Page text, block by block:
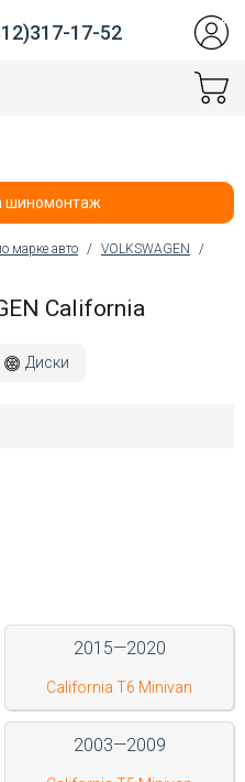
17-52
шиномонтаж
марке авто / VOLKSWAGEN
/
California
Диски
2015—2020
California T6 Minivan
2003—2009